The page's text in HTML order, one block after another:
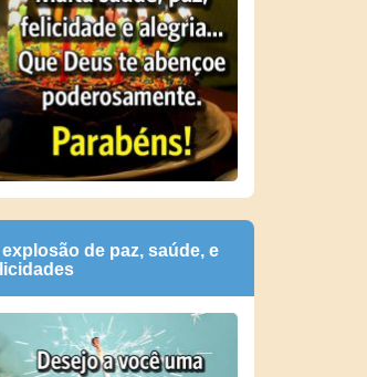
de paz, saúde, e